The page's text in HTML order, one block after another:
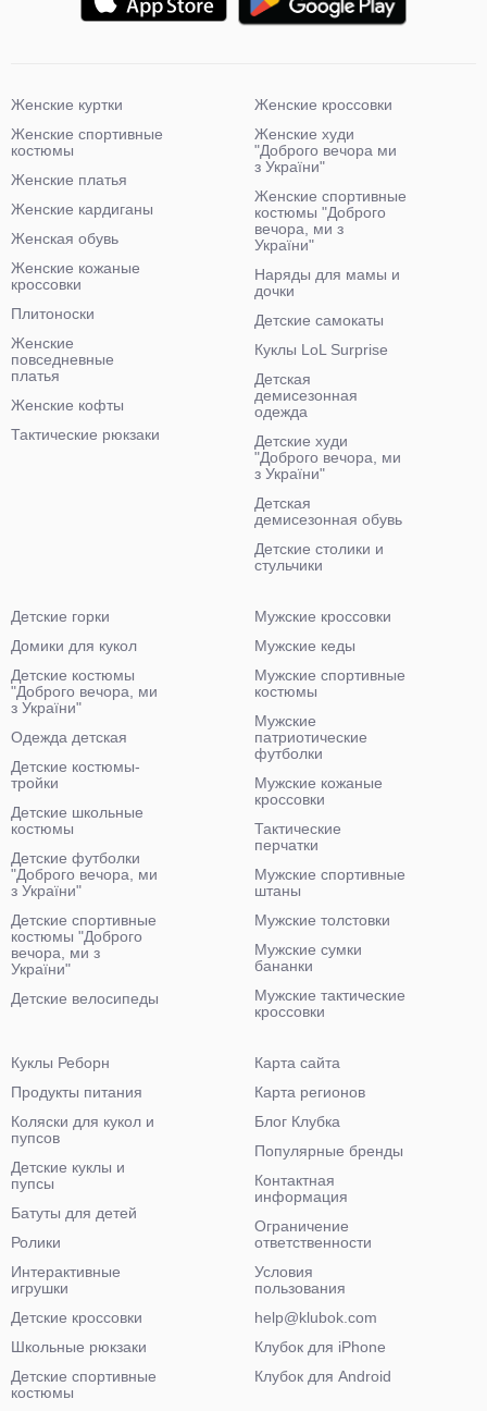
Женские куртки
Женские спортивные
костюмы
Женские платья
Женские кардиганы
Женская обувь
Женские кожаные
кроссовки
Плитоноски
Женские
повседневные
платья
Женские кофты
Тактические рюкзаки
Женские кроссовки
Женские худи
"Доброго вечора ми
з України"
Женские спортивные
костюмы "Доброго
вечора, ми з
України"
Наряды для мамы и
дочки
Детские самокаты
Куклы LoL Surprise
Детская
демисезонная
одежда
Детские худи
"Доброго вечора, ми
з України"
Детская
демисезонная обувь
Детские столики и
стульчики
Детские горки
Домики для кукол
Детские костюмы
"Доброго вечора, ми
з України"
Одежда детская
Детские костюмы-
тройки
Детские школьные
костюмы
Детские футболки
"Доброго вечора, ми
з України"
Детские спортивные
костюмы "Доброго
вечора, ми з
України"
Детские велосипеды
Мужские кроссовки
Мужские кеды
Мужские спортивные
костюмы
Мужские
патриотические
футболки
Мужские кожаные
кроссовки
Тактические
перчатки
Мужские спортивные
штаны
Мужские толстовки
Мужские сумки
бананки
Мужские тактические
кроссовки
Куклы Реборн
Продукты питания
Коляски для кукол и
пупсов
Детские куклы и
пупсы
Батуты для детей
Ролики
Интерактивные
игрушки
Детские кроссовки
Школьные рюкзаки
Детские спортивные
костюмы
Карта сайта
Карта регионов
Блог Клубка
Популярные бренды
Контактная
информация
Ограничение
ответственности
Условия
пользования
help@klubok.com
Клубок для iPhone
Клубок для Android